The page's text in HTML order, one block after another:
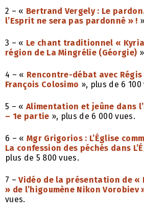
2 – « Bertrand Vergely : Le
l’Esprit ne sera pas pardonné » !
3 – « Le chant traditionnel «
région de La Mingrélie (Géorgie)
4 – « Rencontre-débat avec Régis
François Colosimo », plus de 6 100
5 – « Alimentation et jeûne dans
– 1e partie », plus de 6 000 vues.
6 – « Mgr Grigorios : L’Église
La confession des péchés dans
plus de 5 800 vues.
7 –Vidéo de la présentation de
» de l’higoumène Nikon Vorobiev
vues.